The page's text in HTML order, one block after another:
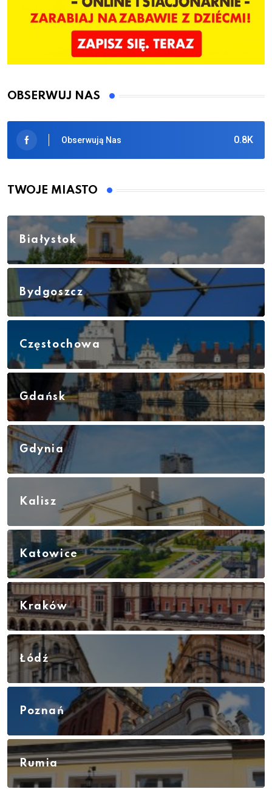
OBSERWUJ NAS
0.8K
Obserwują Nas
TWOJE MIASTO
Białystok
Bydgoszcz
Częstochowa
Gdańsk
Gdynia
Kalisz
Katowice
Kraków
Łódź
Poznań
Rumia